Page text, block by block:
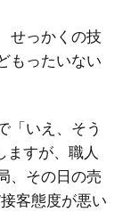
せっかくの技
もったいない
「いえ、そう
すが、職人
、その日の売
客態度が悪い